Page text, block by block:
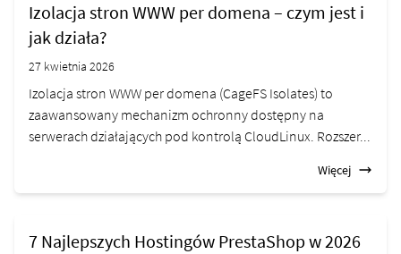
Izolacja stron WWW per domena – czym jest i
jak działa?
27 kwietnia 2026
Izolacja stron WWW per domena (CageFS Isolates) to
zaawansowany mechanizm ochronny dostępny na
serwerach działających pod kontrolą CloudLinux. Rozszer...
Więcej
7 Najlepszych Hostingów PrestaShop w 2026